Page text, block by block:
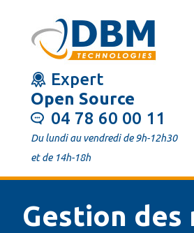
principal
Expert
Open Source
04 78 60 00 11
Du lundi au vendredi de 9h-12h30
et de 14h-18h
Gestion